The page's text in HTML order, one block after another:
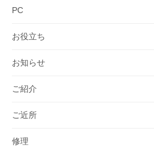
PC
お役立ち
お知らせ
ご紹介
ご近所
修理